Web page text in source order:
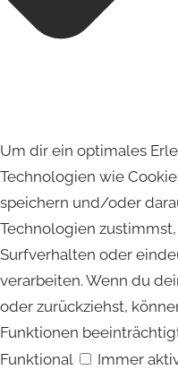
Um dir ein optimales
Technologien wie
speichern und/oder
Technologien
Surfverhalten oder
verarbeiten. Wenn du
oder zurückziehst,
Funktionen
Funktional
Funktional
Immer